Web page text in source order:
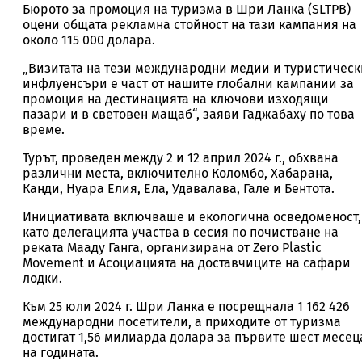
Бюрото за промоция на туризма в Шри Ланка (SLTPB)
оцени общата рекламна стойност на тази кампания на
около 115 000 долара.
„Визитата на тези международни медии и
инфлуенсъри е част от нашите глобални кампании за
промоция на дестинацията на ключови изходящи
пазари и в световен мащаб“, заяви Гаджабаху по това
време.
Турът, проведен между 2 и 12 април 2024 г., обхвана
различни места, включително Коломбо, Хабарана,
Канди, Нуара Елия, Ела, Удавалава, Гале и Бентота.
Инициативата включваше и екологична осведоменост,
като делегацията участва в сесия по почистване на
реката Мааду Ганга, организирана от Zero Plastic
Movement и Асоциацията на доставчиците на сафари
лодки.
Към 25 юли 2024 г. Шри Ланка е посрещнала 1 162 426
международни посетители, а приходите от туризма
достигат 1,56 милиарда долара за първите шест
на годината.